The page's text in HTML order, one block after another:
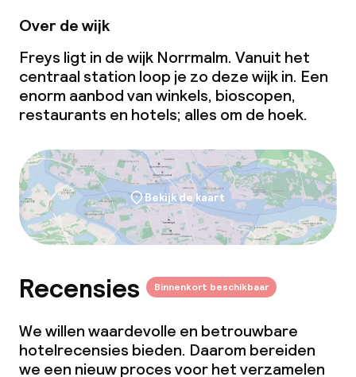
Over de wijk
Freys ligt in de wijk Norrmalm. Vanuit het
centraal station loop je zo deze wijk in. Een
enorm aanbod van winkels, bioscopen,
restaurants en hotels; alles om de hoek.
Bekijk de kaart
Recensies Binnenkort beschikbaar
We willen waardevolle en betrouwbare
hotelrecensies bieden. Daarom bereiden
we een nieuw proces voor het verzamelen